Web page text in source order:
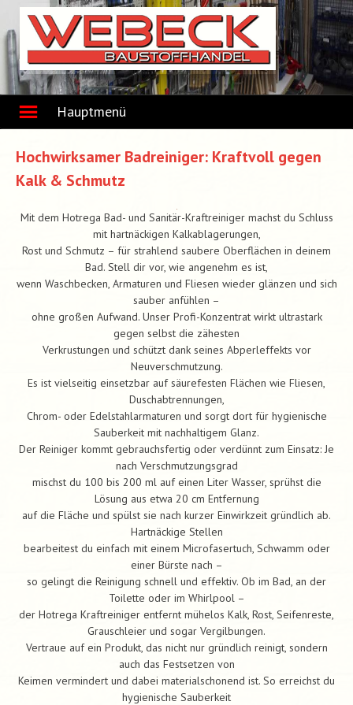
content
Hauptmenü
Hochwirksamer Badreiniger: Kraftvoll gegen
Kalk & Schmutz
Mit dem Hotrega Bad- und Sanitär-Kraftreiniger machst du Schluss
mit hartnäckigen Kalkablagerungen,
Rost und Schmutz – für strahlend saubere Oberflächen in deinem
Bad. Stell dir vor, wie angenehm es ist,
wenn Waschbecken, Armaturen und Fliesen wieder glänzen und sich
sauber anfühlen –
ohne großen Aufwand. Unser Profi-Konzentrat wirkt ultrastark
gegen selbst die zähesten
Verkrustungen und schützt dank seines Abperleffekts vor
Neuverschmutzung.
Es ist vielseitig einsetzbar auf säurefesten Flächen wie Fliesen,
Duschabtrennungen,
Chrom- oder Edelstahlarmaturen und sorgt dort für hygienische
Sauberkeit mit nachhaltigem Glanz.
Der Reiniger kommt gebrauchsfertig oder verdünnt zum Einsatz: Je
nach Verschmutzungsgrad
mischst du 100 bis 200 ml auf einen Liter Wasser, sprühst die
Lösung aus etwa 20 cm Entfernung
auf die Fläche und spülst sie nach kurzer Einwirkzeit gründlich ab.
Hartnäckige Stellen
bearbeitest du einfach mit einem Microfasertuch, Schwamm oder
einer Bürste nach –
so gelingt die Reinigung schnell und effektiv. Ob im Bad, an der
Toilette oder im Whirlpool –
der Hotrega Kraftreiniger entfernt mühelos Kalk, Rost, Seifenreste,
Grauschleier und sogar Vergilbungen.
Vertraue auf ein Produkt, das nicht nur gründlich reinigt, sondern
auch das Festsetzen von
Keimen vermindert und dabei materialschonend ist. So erreichst du
hygienische Sauberkeit